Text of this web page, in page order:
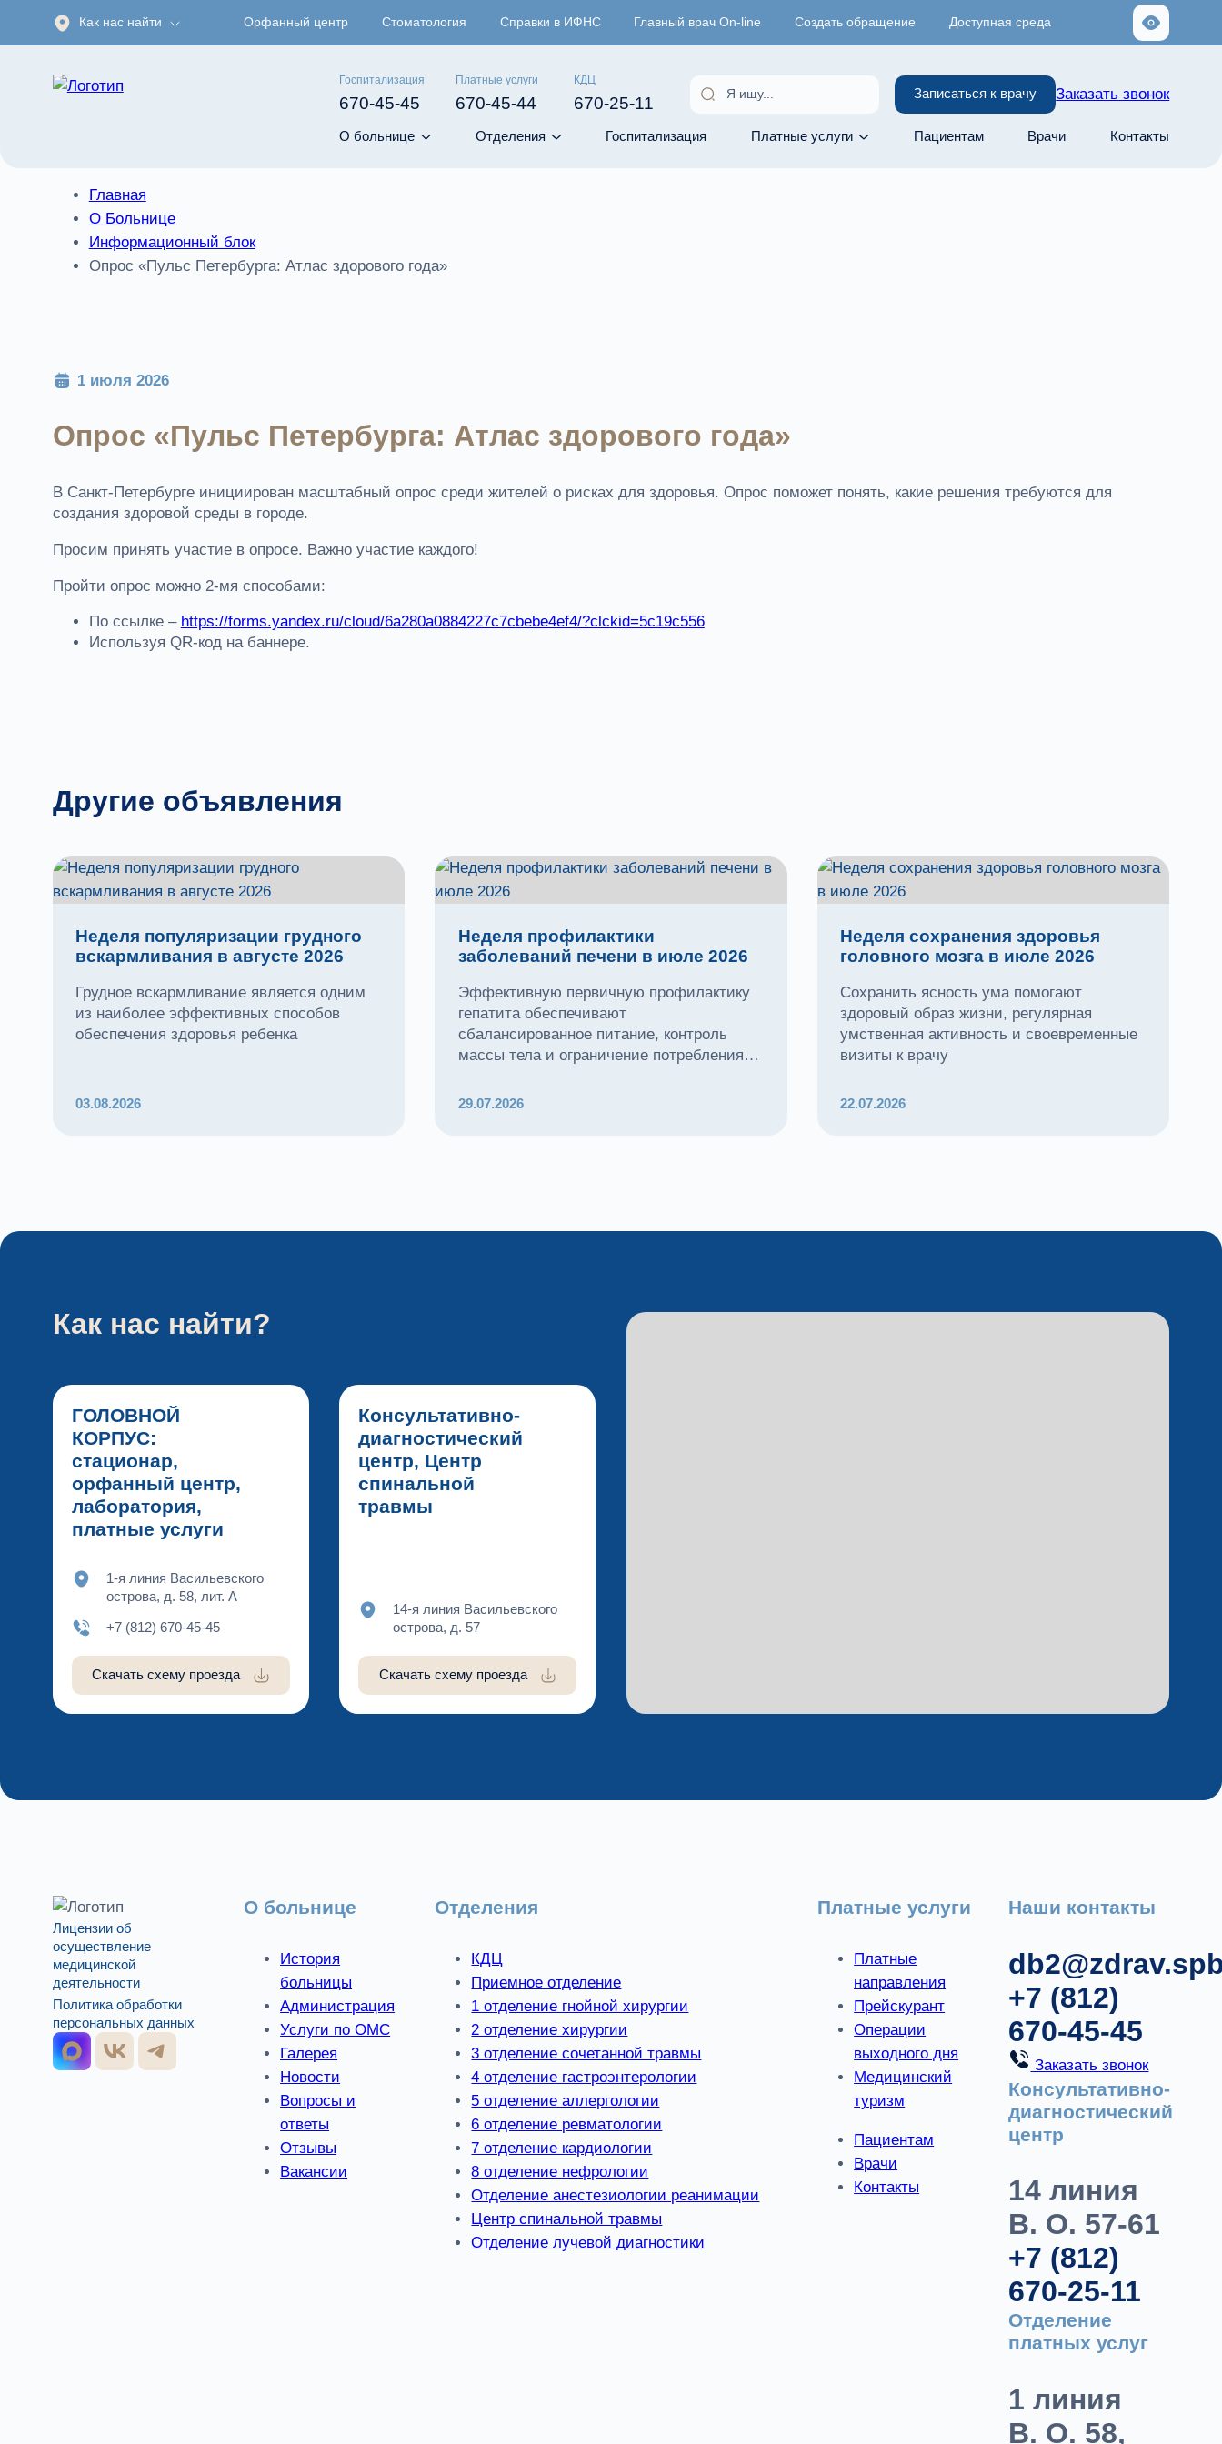
Как нас найти Орфанный центр Стоматология Справки в ИФНС Главный врач On-line Создать обращение Доступная среда
Госпитализация
670-45-45
Платные услуги
670-45-44
КДЦ
670-25-11
Записаться к врачу Заказать звонок
О больнице Отделения Госпитализация Платные услуги Пациентам Врачи Контакты
Главная
О Больнице
Информационный блок
Опрос «Пульс Петербурга: Атлас здорового года»
1 июля 2026
Опрос «Пульс Петербурга: Атлас здорового года»
В Санкт-Петербурге инициирован масштабный опрос среди жителей о рисках для здоровья. Опрос поможет понять, какие решения требуются для
создания здоровой среды в городе.
Просим принять участие в опросе. Важно участие каждого!
Пройти опрос можно 2-мя способами:
По ссылке – https://forms.yandex.ru/cloud/6a280a0884227c7cbebe4ef4/?clckid=5c19c556
Используя QR-код на баннере.
Другие объявления
Неделя популяризации грудного
вскармливания в августе 2026
Грудное вскармливание является одним
из наиболее эффективных способов
обеспечения здоровья ребенка
03.08.2026
Неделя профилактики
заболеваний печени в июле 2026
Эффективную первичную профилактику
гепатита обеспечивают
сбалансированное питание, контроль
массы тела и ограничение потребления
29.07.2026
Неделя сохранения здоровья
головного мозга в июле 2026
Сохранить ясность ума помогают
здоровый образ жизни, регулярная
умственная активность и своевременные
визиты к врачу
22.07.2026
Как нас найти?
ГОЛОВНОЙ
КОРПУС:
стационар,
орфанный центр,
лаборатория,
платные услуги
1-я линия Васильевского
острова, д. 58, лит. А
+7 (812) 670-45-45
Скачать схему проезда
Консультативно-
диагностический
центр, Центр
спинальной
травмы
14-я линия Васильевского
острова, д. 57
Скачать схему проезда
Лицензии об
осуществление
медицинской
деятельности
Политика обработки
персональных данных
О больнице
История
больницы
Администрация
Услуги по ОМС
Галерея
Новости
Вопросы и
ответы
Отзывы
Вакансии
Отделения
КДЦ
Приемное отделение
1 отделение гнойной хирургии
2 отделение хирургии
3 отделение сочетанной травмы
4 отделение гастроэнтерологии
5 отделение аллергологии
6 отделение ревматологии
7 отделение кардиологии
8 отделение нефрологии
Отделение анестезиологии реанимации
Центр спинальной травмы
Отделение лучевой диагностики
Платные услуги
Платные
направления
Прейскурант
Операции
выходного дня
Медицинский
туризм
Пациентам
Врачи
Контакты
Наши контакты
+7 (812)
670-45-45
Заказать звонок
Консультативно-
диагностический
центр
14 линия
В. О. 57-61
+7 (812)
670-25-11
Отделение
платных услуг
1 линия
В. О. 58,